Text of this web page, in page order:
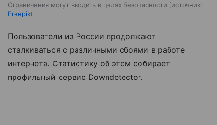
Ограничения могут вводить в целях безопасности
источник:
Freepik
Пользователи из России продолжают
сталкиваться с различными сбоями в работе
интернета. Статистику об этом собирает
профильный сервис Downdetector.